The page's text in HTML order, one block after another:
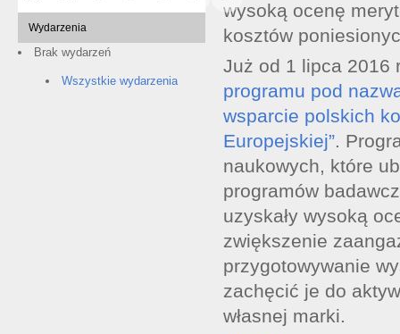
Wydarzenia
Brak wydarzeń
Wszystkie wydarzenia
wysoką ocenę
kosztów
Już od 1 lipca 2016
programu pod
wsparcie polskich
Europejskiej” .
naukowych, które
programów
uzyskały wysoką
zwiększenie
przygotowywanie
zachęcić je do
własnej marki.